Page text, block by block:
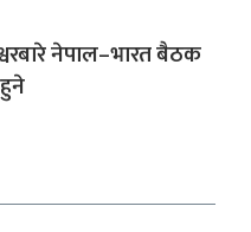
नेपाल–भारत बैठक